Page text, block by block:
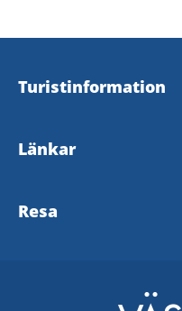
Turistinformation
Mariestads besöksservice
Länkar
AB Göta kanalbolag
Resa